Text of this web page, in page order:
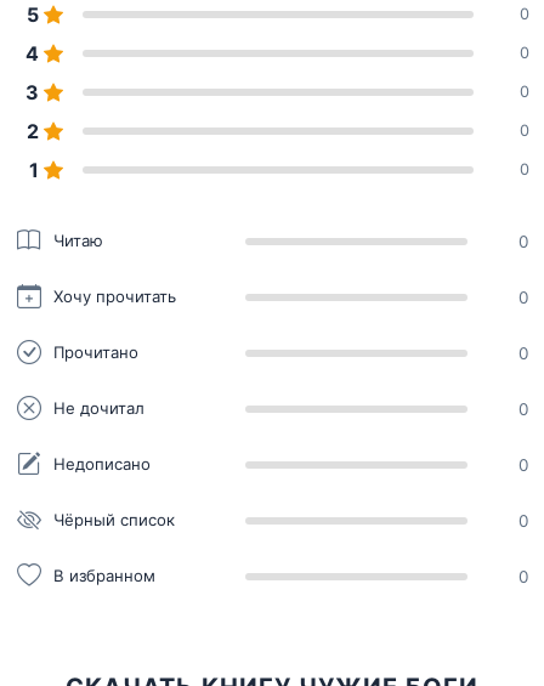
5 0
4 0
3 0
2 0
1 0
Читаю 0
Хочу прочитать 0
Прочитано 0
Не дочитал 0
Недописано 0
Чёрный список 0
В избранном 0